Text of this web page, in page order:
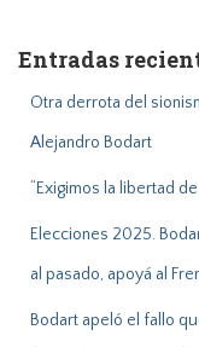
rEntradas
Otra derrota del
Alejandro Bodart
“Exigimos la libertad
Elecciones 2025.
al pasado, apoyá al
Bodart apeló el fallo